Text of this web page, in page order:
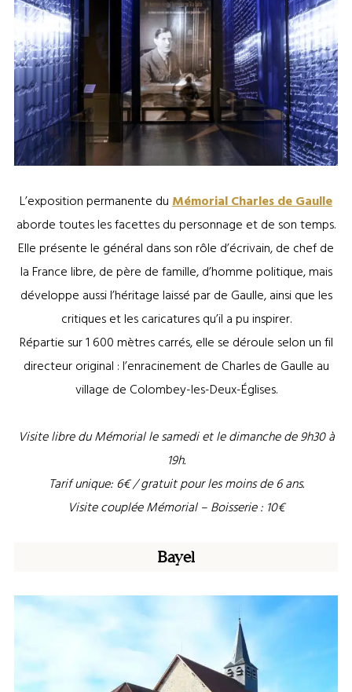
L’exposition permanente duMémorial Charles de Gaulle
aborde toutes les facettes du personnage et de son temps.
Elle présente le général dans son rôle d’écrivain, de chef de
la France libre, de père de famille, d’homme politique, mais
développe aussi l’héritage laissé par de Gaulle, ainsi que les
critiques et les caricatures qu’il a pu inspirer.
Répartie sur 1 600 mètres carrés, elle se déroule selon un fil
directeur original : l’enracinement de Charles de Gaulle au
village de Colombey-les-Deux-Églises.
Visite libre du Mémorial le samedi et le dimanche de 9h30 à
19h.
Tarif unique: 6€ / gratuit pour les moins de 6 ans.
Visite couplée Mémorial – Boisserie : 10€
Bayel